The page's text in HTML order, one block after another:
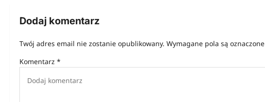
i
a
c
Dodaj komentarz
Twój adres email nie zostanie opublikowany. Wymagane pola są oznaczone
Komentarz *